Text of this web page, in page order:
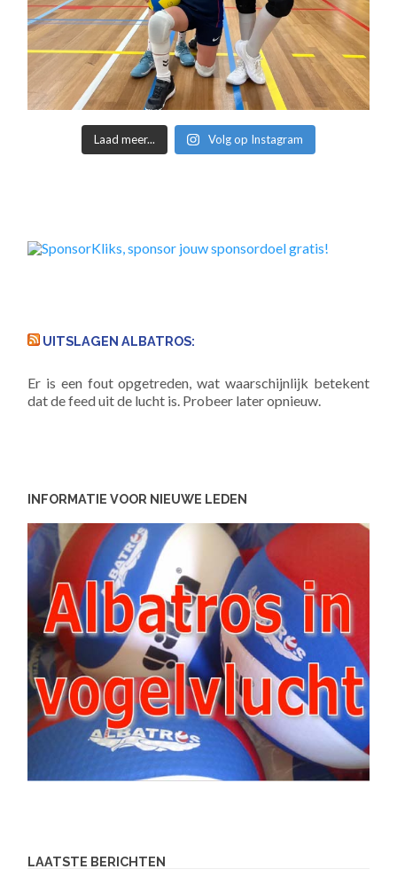
Laad meer... Volg op Instagram
UITSLAGEN ALBATROS:
Er is een fout opgetreden, wat waarschijnlijk betekent
dat de feed uit de lucht is. Probeer later opnieuw.
INFORMATIE VOOR NIEUWE LEDEN
LAATSTE BERICHTEN